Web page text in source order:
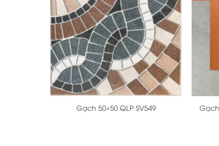
+
Gạch 50×50 QLP SV549